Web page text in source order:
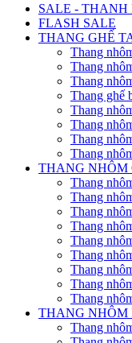
SALE - THANH
FLASH SALE
THANG GHẾ
Thang
Thang
Thang
Thang ghế
Thang
Thang
Thang
Thang
THANG NHÔM
Thang
Thang
Thang
Thang
Thang
Thang
Thang
Thang
Thang
THANG
Thang